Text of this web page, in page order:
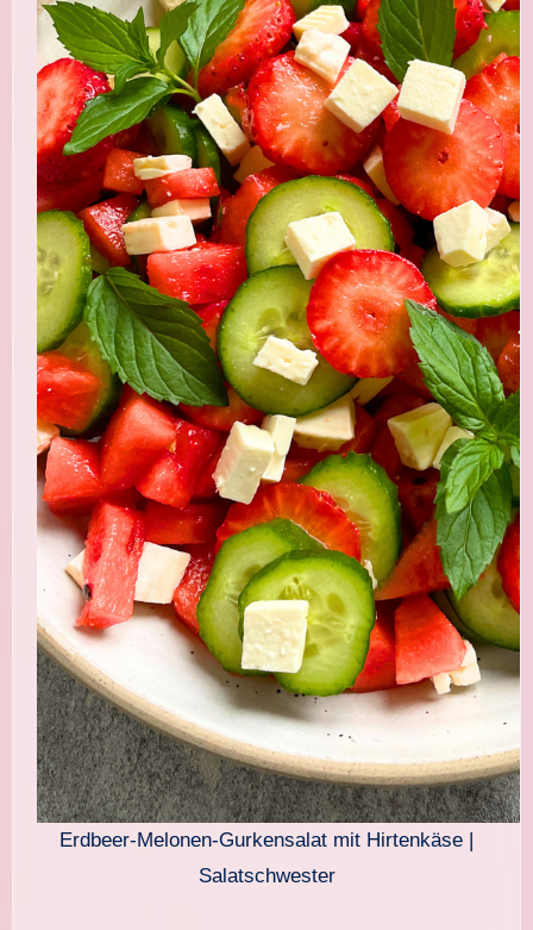
Erdbeer-Melonen-Gurkensalat mit Hirtenkäse |
Salatschwester